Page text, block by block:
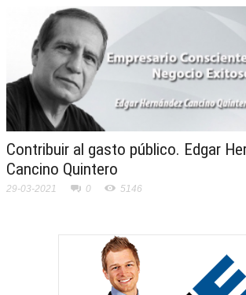
Contribuir al gasto público. Edgar
Cancino Quintero
29-03-2021 0 5146